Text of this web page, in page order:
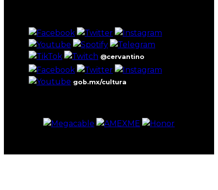
@cervantino
gob.mx/cultura